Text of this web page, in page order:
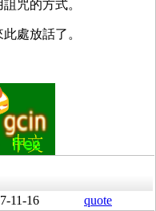
咒的方式。
處放話了。
11-16 quote